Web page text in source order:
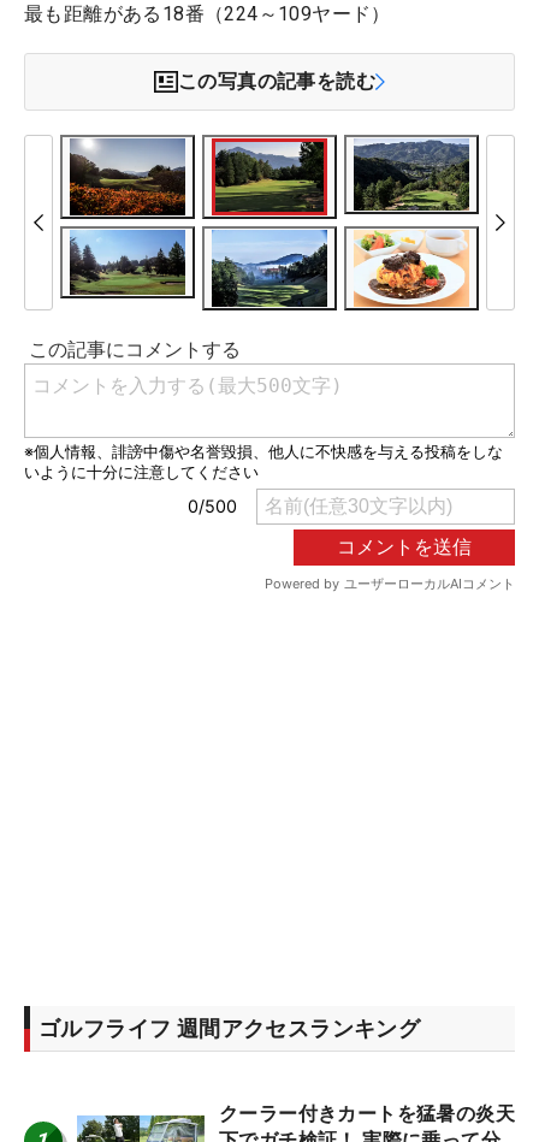
最も距離がある18番（224～109ヤード）
この写真の記事を読む
ゴルフライフ 週間アクセスランキング
クーラー付きカートを猛暑の炎天